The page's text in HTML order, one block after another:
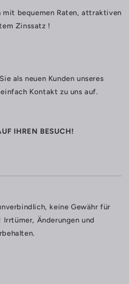
mit bequemen Raten, attraktiven
Zinssatz !
als neuen Kunden unseres
Kontakt zu uns auf.
IHREN BESUCH!
keine Gewähr für
Änderungen und